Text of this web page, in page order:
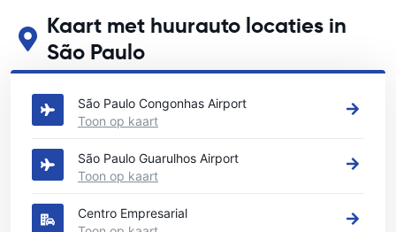
Kaart met huurauto locaties in
São Paulo
Zie onze belangrijkste autoverhuur locaties in São Paulo
São Paulo Congonhas Airport
Toon op kaart
São Paulo Guarulhos Airport
Toon op kaart
Centro Empresarial